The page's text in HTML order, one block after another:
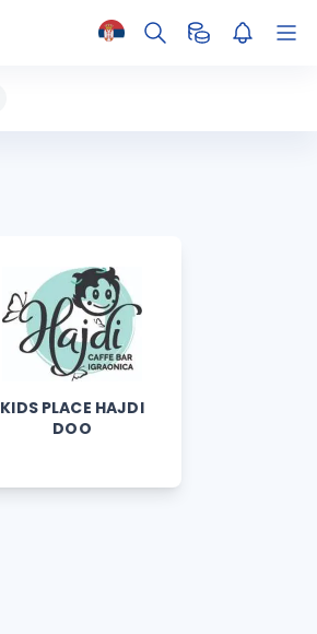
KIDS PLACE HAJDI
DOO